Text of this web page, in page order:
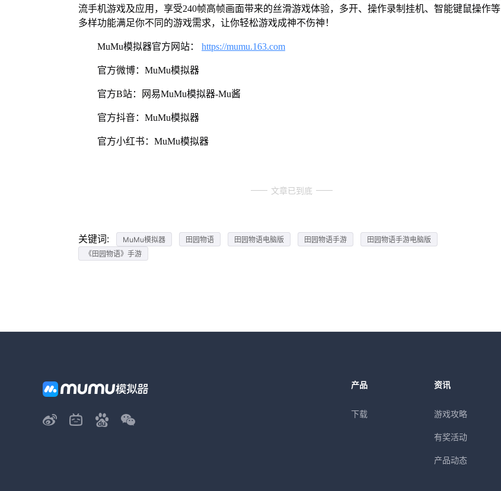
流手机游戏及应用，享受240帧高帧画面带来的丝滑游戏体验，多开、操作录制挂机、智能键鼠操作等
多样功能满足你不同的游戏需求，让你轻松游戏成神不伤神！
MuMu模拟器官方网站： https://mumu.163.com
官方微博：MuMu模拟器
官方B站：网易MuMu模拟器-Mu酱
官方抖音：MuMu模拟器
官方小红书：MuMu模拟器
文章已到底
关键词: MuMu模拟器 田园物语 田园物语电脑版 田园物语手游
田园物语手游电脑版
《田园物语》手游
产品
下载
资讯
游戏攻略
有奖活动
产品动态